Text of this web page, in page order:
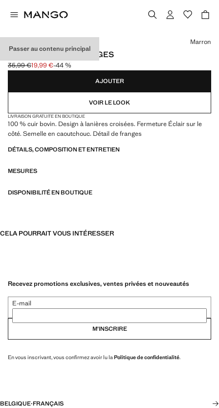
Passer au contenu principal
SANDALES CUIR FRANGES
Prix initial barré [35,99 € ]
35,99 €
Prix actuel [19,99 € ]
19,99 €-44 %
Choisissez une couleur
Marron
AJOUTER
VOIR LE LOOK
LIVRAISON GRATUITE EN BOUTIQUE
100 % cuir bovin. Design à lanières croisées. Fermeture Éclair sur le
côté. Semelle en caoutchouc. Détail de franges
DÉTAILS, COMPOSITION ET ENTRETIEN
MESURES
DISPONIBILITÉ EN BOUTIQUE
CELA POURRAIT VOUS INTÉRESSER
Recevez promotions exclusives, ventes privées et nouveautés
E-mail
M’INSCRIRE
En vous inscrivant, vous confirmez avoir lu la Politique de confidentialité.
BELGIQUE·FRANÇAIS